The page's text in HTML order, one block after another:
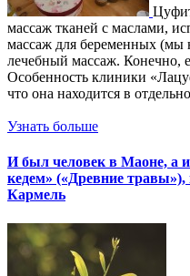
массаж тканей с маслами,
массаж для беременных (мы
лечебный массаж. Конечно,
Особенность клиники
что она находится в
Узнать больше
И был человек в Маоне, а
кедем» («Древние травы»),
Кармель